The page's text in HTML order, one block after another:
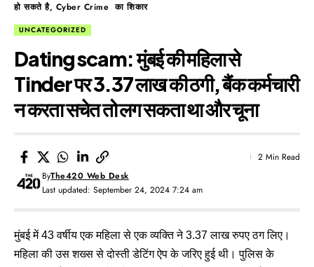
हो सकते है, Cyber Crime का शिकार
UNCATEGORIZED
Dating scam: मुंबई की महिला से
Tinder पर 3.37 लाख की ठगी, बैंक कर्मचारी
न करता सचेत तो लग सकता था और चूना
Last updated: September 24, 2024 7:24 am
ByThe420 Web Desk
2 Min Read
मुंबई में 43 वर्षीय एक महिला से एक व्यक्ति ने 3.37 लाख रुपए ठग लिए।
महिला की उस शख्स से दोस्ती डेटिंग ऐप के जरिए हुई थी। पुलिस के